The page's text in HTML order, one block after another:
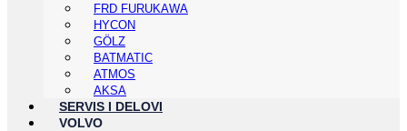
FRD FURUKAWA
HYCON
GÖLZ
BATMATIC
ATMOS
AKSA
SERVIS I DELOVI
VOLVO